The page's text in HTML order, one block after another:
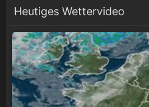
Heutiges Wettervideo